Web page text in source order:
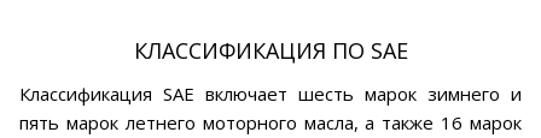
КЛАССИФИКАЦИЯ ПО SAE
Классификация SAE включает шесть марок зимнего и
пять марок летнего моторного масла, а также 16 марок